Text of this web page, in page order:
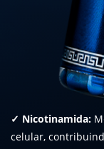
✓ Nicotinamida:
celular,